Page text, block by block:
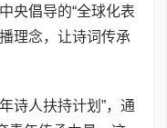
央倡导的“全球化表
理念，让诗词传承
诗人扶持计划”，通